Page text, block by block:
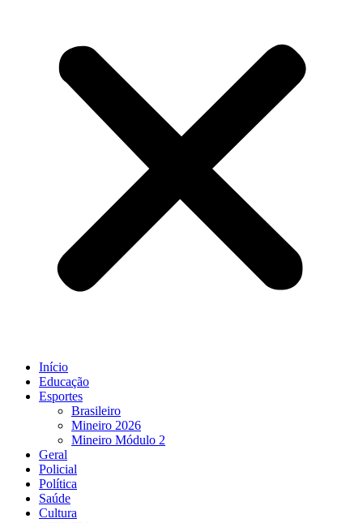
Início
Educação
Esportes
Brasileiro
Mineiro 2026
Mineiro Módulo 2
Geral
Policial
Política
Saúde
Cultura